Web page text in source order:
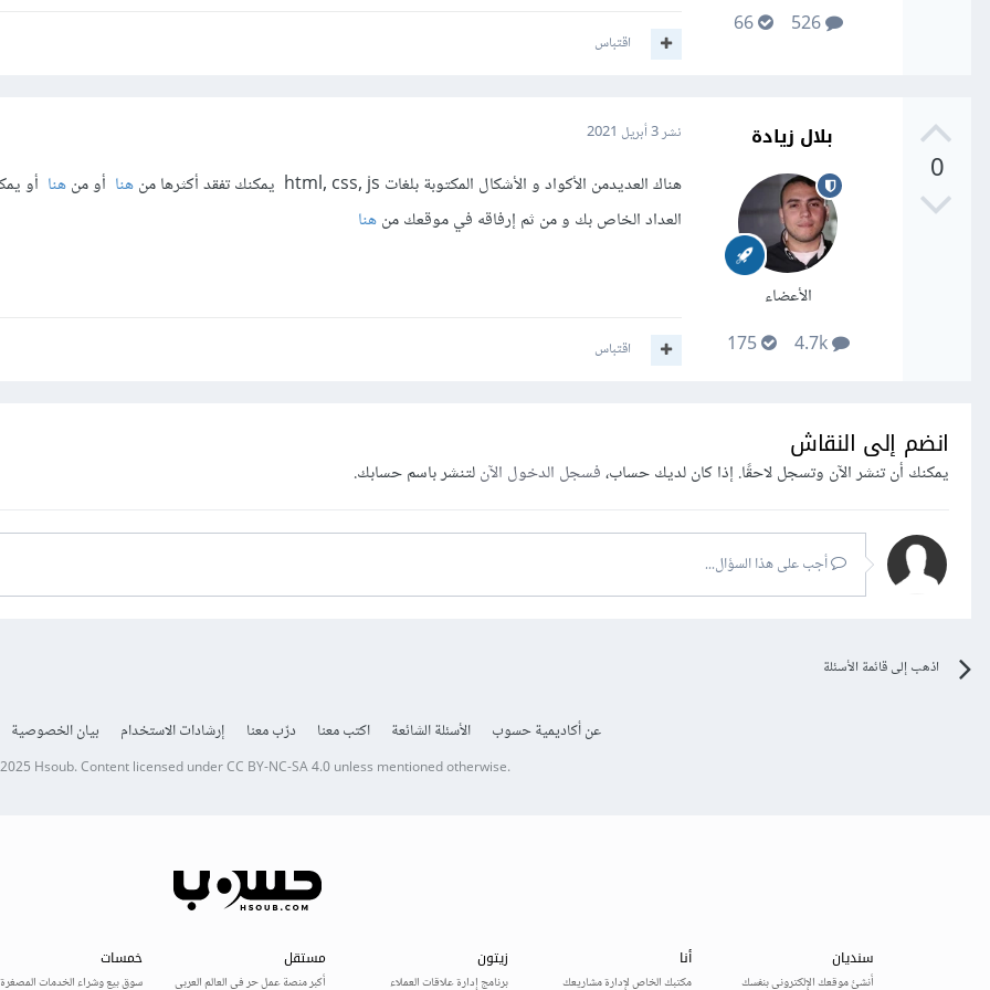
526
66
اقتباس
0
بلال زيادة
الأعضاء
4.7k
175
نشر3 أبريل 2021
هناك العديدمن الأكواد و الأشكال المكتوبة بلغات html, css, js يمكنك تفقد أكثرها من هنا أو منهنا أو
العداد الخاص بك و من ثم إرفاقه في موقعك منهنا
اقتباس
انضم إلى النقاش
يمكنك أن تنشر الآن وتسجل لاحقًا. إذا كان لديك حساب،فسجل الدخول الآنلتنشر باسم حسابك.
أجب على هذا السؤال...
اذهب إلى قائمة الأسئلة
عن أكاديمية حسوب الأسئلة الشائعة اكتب معنا درّب معنا إرشادات الاستخدام بيان الخصوصية
Hsoub.Content licensed underCC BY-NC-SA 4.0unless mentioned otherwise.